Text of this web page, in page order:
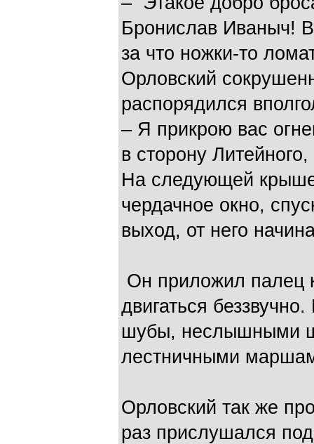
Бронислав Иваныч!
за что ножки-то
Орловский
распорядился
– Я прикрою вас
в сторону
На следующей
чердачное окно,
выход, от него
Он приложил палец
двигаться
шубы, неслышными
лестничными
Орловский так же
раз прислушался